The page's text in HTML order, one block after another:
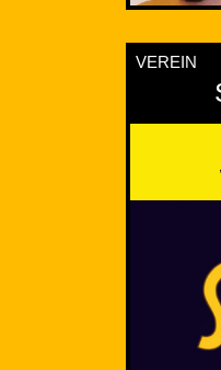
VEREIN